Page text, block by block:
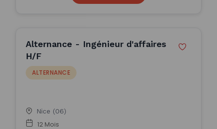
Alternance - Ingénieur d'affaires
H/F
ALTERNANCE
Nice (06)
12 Mois